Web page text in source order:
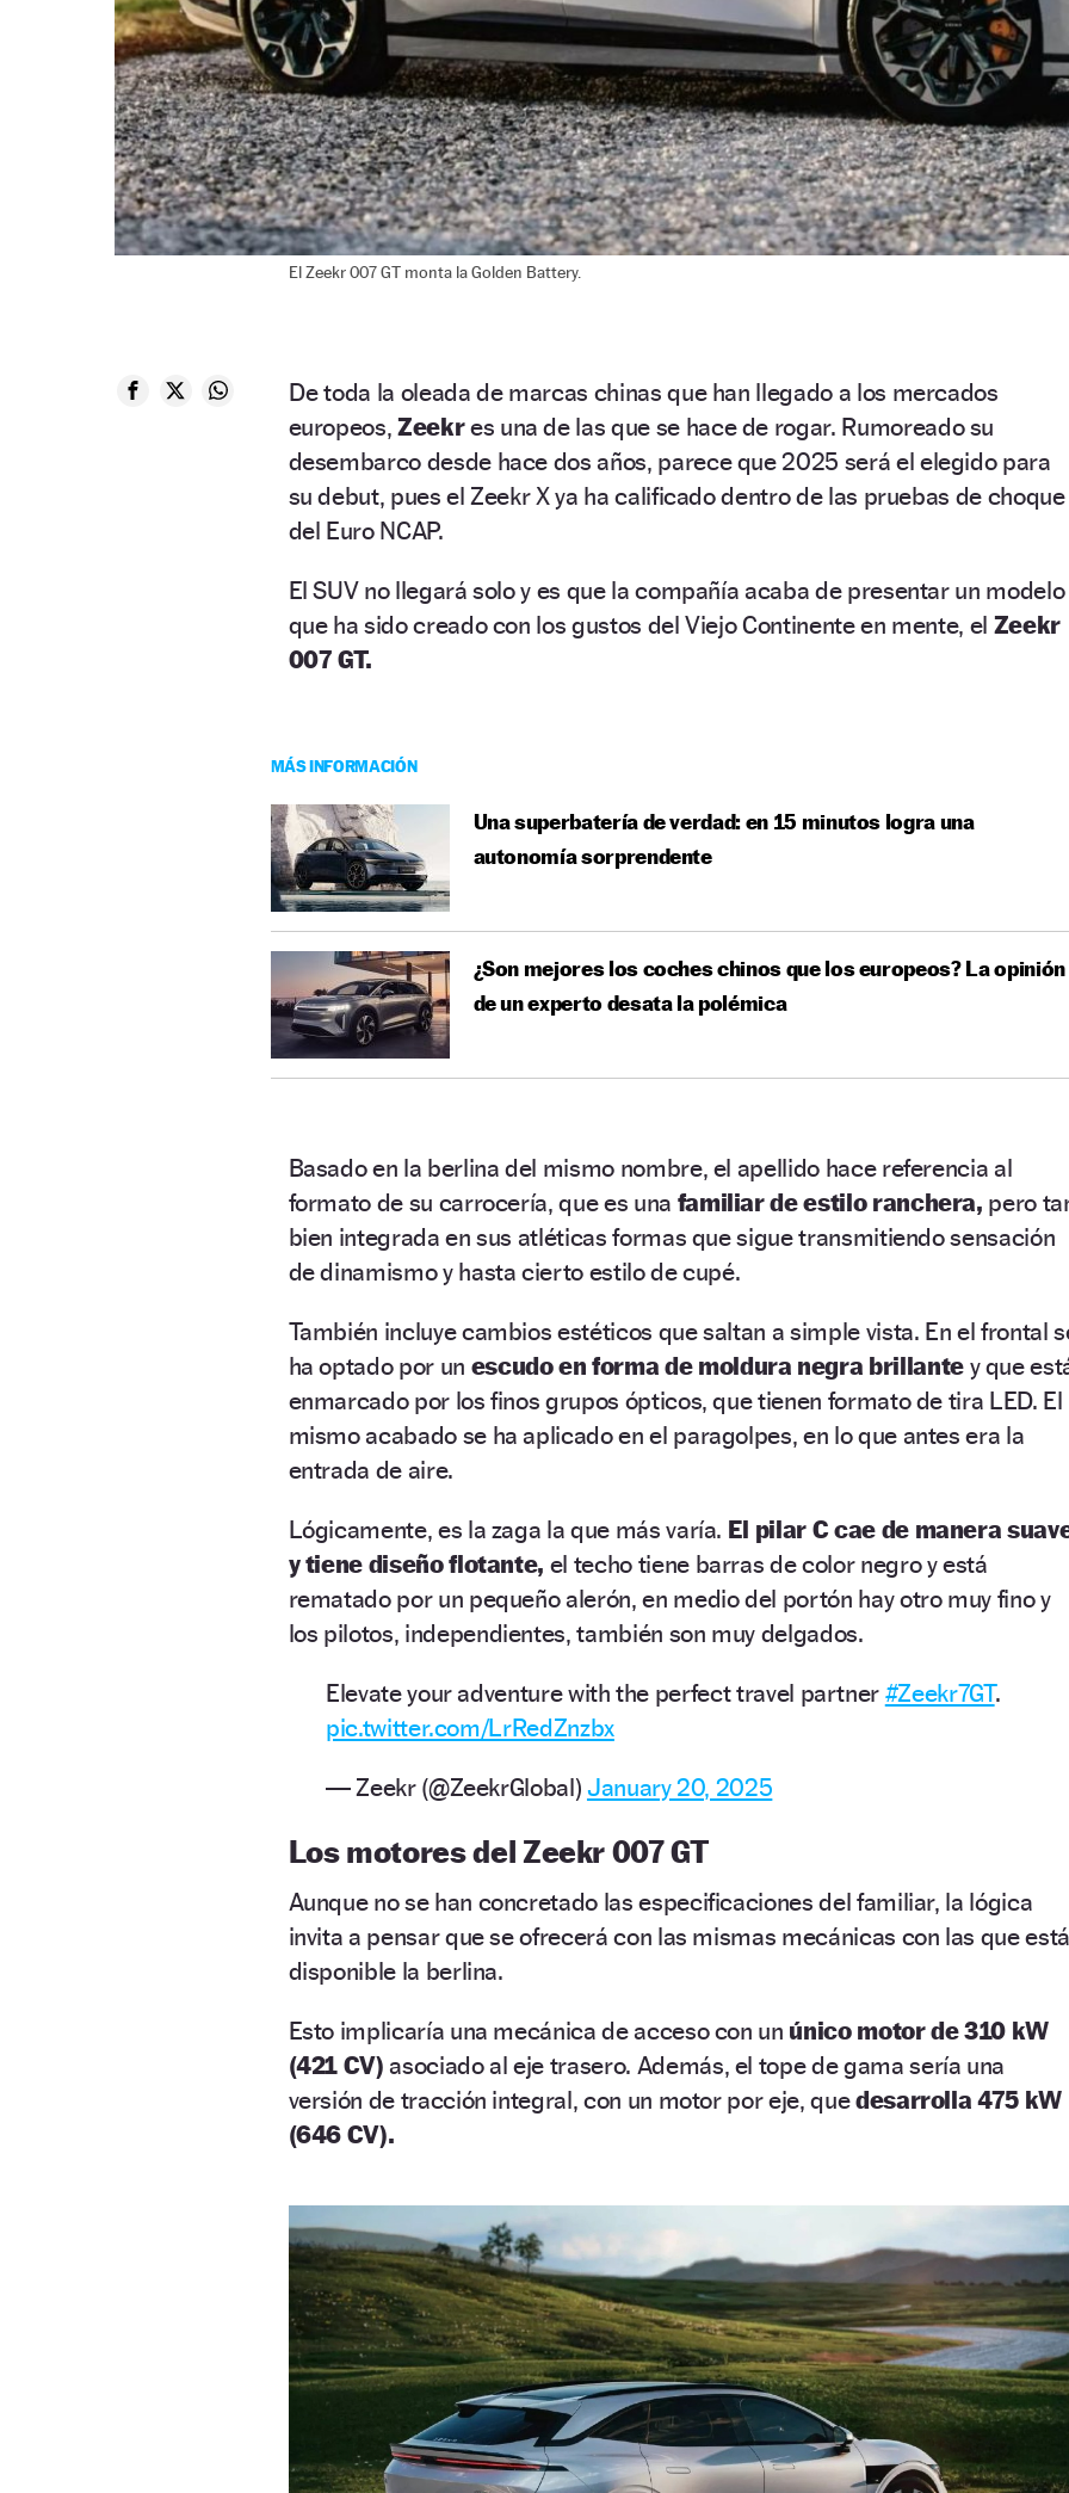
El Zeekr 007 GT monta la Golden Battery.
De toda la oleada de marcas chinas que han llegado a los mercados
europeos,Zeekres una de las que se hace de rogar. Rumoreado su
desembarco desde hace dos años, parece que 2025 será el elegido para
su debut, pues el Zeekr X ya ha calificado dentro de las pruebas de choque
del Euro NCAP.
El SUV no llegará solo y es que la compañía acaba de presentar un modelo
que ha sido creado con los gustos del Viejo Continente en mente, el Zeekr
007 GT.
MÁS INFORMACIÓN
Una superbatería de verdad: en 15 minutos logra una
autonomía sorprendente
¿Son mejores los coches chinos que los europeos? La opinión
de un experto desata la polémica
Basado en la berlina del mismo nombre, el apellido hace referencia al
formato de su carrocería, que es una familiar de estilo ranchera, pero
bien integrada en sus atléticas formas que sigue transmitiendo sensación
de dinamismo y hasta cierto estilo de cupé.
También incluye cambios estéticos que saltan a simple vista. En el frontal
ha optado por un escudo en forma de moldura negra brillantey que
enmarcado por los finos grupos ópticos, que tienen formato de tira LED. El
mismo acabado se ha aplicado en el paragolpes, en lo que antes era la
entrada de aire.
Lógicamente, es la zaga la que más varía. El pilar C cae de manera
y tiene diseño flotante, el techo tiene barras de color negro y está
rematado por un pequeño alerón, en medio del portón hay otro muy fino y
los pilotos, independientes, también son muy delgados.
Elevate your adventure with the perfect travel partner #Zeekr7GT.
pic.twitter.com/LrRedZnzbx
— Zeekr (@ZeekrGlobal) January 20, 2025
Los motores del Zeekr 007 GT
Aunque no se han concretado las especificaciones del familiar, la lógica
invita a pensar que se ofrecerá con las mismas mecánicas con las que está
disponible la berlina.
Esto implicaría una mecánica de acceso con un único motor de 310 kW
(421 CV) asociado al eje trasero. Además, el tope de gama sería una
versión de tracción integral, con un motor por eje, quedesarrolla 475 kW
(646 CV).